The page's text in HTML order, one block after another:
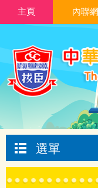
主頁 內聯網
選單